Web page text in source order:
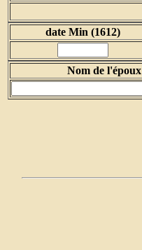
date Min (1612)
Nom de l'époux